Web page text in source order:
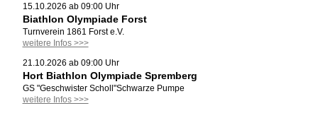
15.10.2026 ab 09:00 Uhr
Biathlon Olympiade Forst
Turnverein 1861 Forst e.V.
weitere Infos >>>
21.10.2026 ab 09:00 Uhr
Hort Biathlon Olympiade Spremberg
GS "Geschwister Scholl"Schwarze Pumpe
weitere Infos >>>